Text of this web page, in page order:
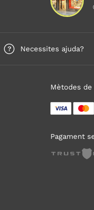
Necessites ajuda?
Mètodes de
Pagament